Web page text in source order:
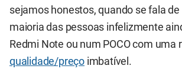
sejamos honestos, quando se fala de
maioria das pessoas infelizmente
Redmi Note ou num POCO com uma
qualidade/preço imbatível.